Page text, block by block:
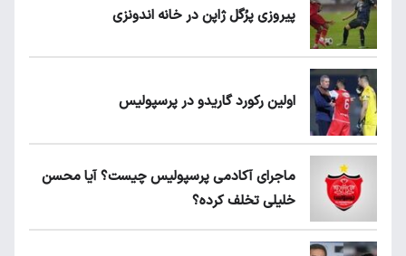
پیروزی پرُگل ژاپن در خانه اندونزی
اولین رکورد گاریدو در پرسپولیس
ماجرای آکادمی پرسپولیس چیست؟ آیا محسن
خلیلی تخلف کرده؟